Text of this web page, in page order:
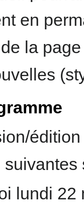
en
la
suivantes
lundi 22